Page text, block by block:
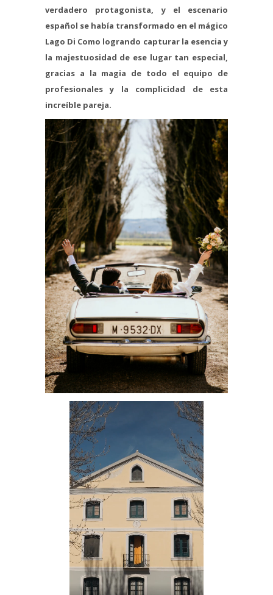
verdadero protagonista, y el escenario
español se había transformado en el mágico
Lago Di Como logrando capturar la esencia y
la majestuosidad de ese lugar tan especial,
gracias a la magia de todo el equipo de
profesionales y la complicidad de esta
increíble pareja.